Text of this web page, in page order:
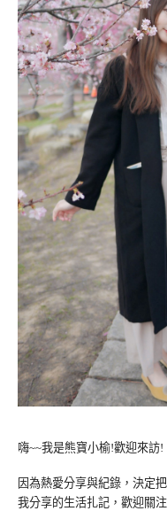
嗨~~我是熊寶小榆!歡迎來訪!
因為熱愛分享與紀錄，決定
我分享的生活扎記，歡迎關